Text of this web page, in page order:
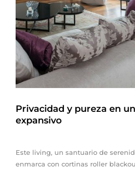
Privacidad y pureza en
expansivo
Este living, un santuario de
enmarca con cortinas roller